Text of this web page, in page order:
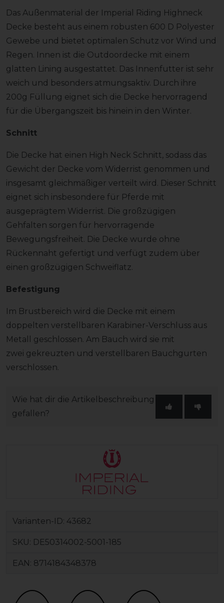
Das Außenmaterial der Imperial Riding Highneck
Decke besteht aus einem robusten 600 D Polyester
Gewebe und bietet optimalen Schutz vor Wind und
Regen. Innen ist die Outdoordecke mit einem
glatten Lining ausgestattet. Das Innenfutter ist sehr
weich und besonders atmungsaktiv. Durch ihre
200g Füllung eignet sich die Decke hervorragend
für die Übergangszeit bis hinein in den Winter.
Schnitt
Die Decke hat einen High Neck Schnitt, sodass das
Gewicht der Decke vom Widerrist genommen und
insgesamt gleichmäßiger verteilt wird. Dieser Schnitt
eignet sich insbesondere für Pferde mit
ausgeprägtem Widerrist. Die großzügigen
Gehfalten sorgen für hervorragende
Bewegungsfreiheit. Die Decke wurde ohne
Rückennaht gefertigt und verfügt zudem über
einen großzügigen Schweiflatz.
Befestigung
Im Brustbereich wird die Decke mit einem
doppelten verstellbaren Karabiner-Verschluss aus
Metall geschlossen. Am Bauch wird sie mit
zwei gekreuzten und verstellbaren Bauchgurten
verschlossen.
Wie hat dir die Artikelbeschreibung
gefallen?
Varianten-ID: 43682
SKU: DE50314002-5001-185
EAN: 8714184348378